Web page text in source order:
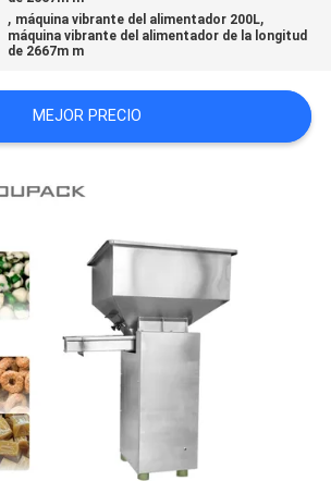
, máquina vibrante del alimentador 200L,
máquina vibrante del alimentador de la longitud
de 2667m m
MEJOR PRECIO